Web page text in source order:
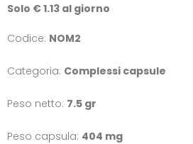
Solo € 1.13 al giorno
Codice: NOM2
Categoria: Complessi capsule
Peso netto: 7.5 gr
Peso capsula: 404 mg